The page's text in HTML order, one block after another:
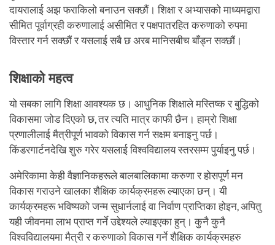
दायरालाई अझ फराकिलो बनाउन सक्छौं। शिक्षा र अभ्यासको माध्यमद्वारा
सीमित पूर्वाग्रही करुणालाई असीमित र पक्षपातरहित करुणाको रुपमा
विस्तार गर्न सक्छौं र यसलाई सबै छ अरब मानिसबीच बाँड्न सक्छौं।
शिक्षाको महत्व
यो सबका लागि शिक्षा आवश्यक छ। आधुनिक शिक्षाले मस्तिष्क र बुद्धिको
विकासमा जोड दिएको छ, तर त्यति मात्र काफी छैन। हाम्रो शिक्षा
प्रणालीलाई मैत्रीपूर्ण भावको विकास गर्न सक्षम बनाइनु पर्छ।
किंडरगार्टनदेखि शुरु गरेर यसलाई विश्वविद्यालय स्तरसम्म पुर्याइनु पर्छ।
अमेरिकामा केही वैज्ञानिकहरूले बालबालिकामा करुणा र होसपूर्ण मन
विकास गराउने खालका शैक्षिक कार्यक्रमहरू ल्याएका छन्। यी
कार्यक्रमहरू भविष्यको जन्म सुधार्नलाई वा निर्वाण प्राप्तिका होइन, अपितु
यही जीवनमा लाभ प्राप्त गर्ने उद्देश्यले ल्याइएका हुन्। कुनै कुनै
विश्वविद्यालयमा मैत्री र करुणाको विकास गर्ने शैक्षिक कार्यक्रमहरु